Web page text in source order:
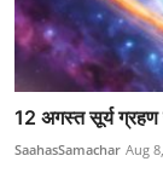
12 अगस्त सूर्य ग्रहण
SaahasSamachar Aug